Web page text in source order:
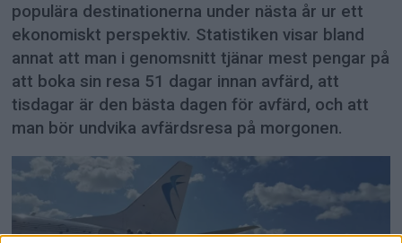
populära destinationerna under nästa år ur ett
ekonomiskt perspektiv. Statistiken visar bland
annat att man i genomsnitt tjänar mest pengar på
att boka sin resa 51 dagar innan avfärd, att
tisdagar är den bästa dagen för avfärd, och att
man bör undvika avfärdsresa på morgonen.